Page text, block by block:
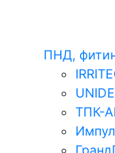
ПНД,
ТПК-